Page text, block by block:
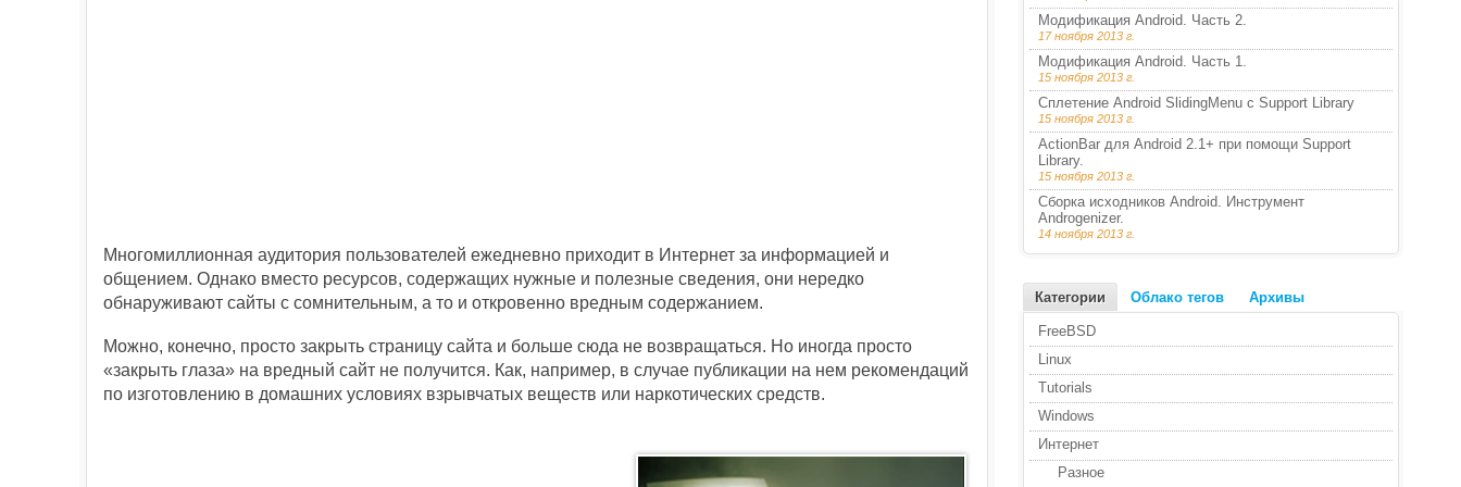
Многомиллионная аудитория пользователей ежедневно приходит в Интернет за информацией и
общением. Однако вместо ресурсов, содержащих нужные и полезные сведения, они нередко
обнаруживают сайты с сомнительным, а то и откровенно вредным содержанием.
Можно, конечно, просто закрыть страницу сайта и больше сюда не возвращаться. Но иногда просто
«закрыть глаза» на вредный сайт не получится. Как, например, в случае публикации на нем рекомендаций
по изготовлению в домашних условиях взрывчатых веществ или наркотических средств.
Модификация Android. Часть 2.
17 ноября 2013 г.
Модификация Android. Часть 1.
15 ноября 2013 г.
Сплетение Android SlidingMenu с Support Library
15 ноября 2013 г.
ActionBar для Android 2.1+ при помощи Support
Library.
15 ноября 2013 г.
Сборка исходников Android. Инструмент
Androgenizer.
14 ноября 2013 г.
Категории Облако тегов Архивы
FreeBSD
Linux
Tutorials
Windows
Интернет
Разное